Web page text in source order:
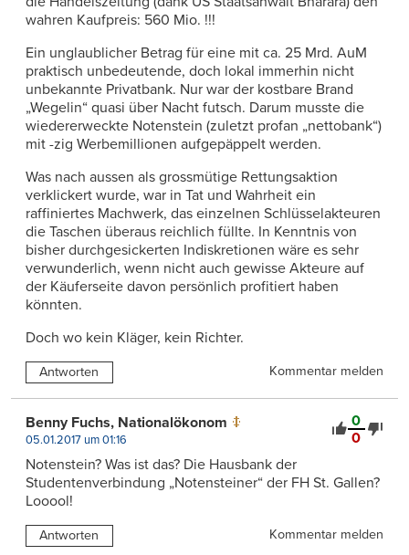
wahren Kaufpreis: 560 Mio. !!!
Ein unglaublicher Betrag für eine mit ca. 25 Mrd. AuM
praktisch unbedeutende, doch lokal immerhin nicht
unbekannte Privatbank. Nur war der kostbare Brand
„Wegelin“ quasi über Nacht futsch. Darum musste die
wiedererweckte Notenstein (zuletzt profan „nettobank“)
mit -zig Werbemillionen aufgepäppelt werden.
Was nach aussen als grossmütige Rettungsaktion
verklickert wurde, war in Tat und Wahrheit ein
raffiniertes Machwerk, das einzelnen Schlüsselakteuren
die Taschen überaus reichlich füllte. In Kenntnis von
bisher durchgesickerten Indiskretionen wäre es sehr
verwunderlich, wenn nicht auch gewisse Akteure auf
der Käuferseite davon persönlich profitiert haben
könnten.
Doch wo kein Kläger, kein Richter.
Antworten Kommentar melden
0
0
Benny Fuchs, Nationalökonom
05.01.2017 um 01:16
Notenstein? Was ist das? Die Hausbank der
Studentenverbindung „Notensteiner“ der FH St. Gallen?
Looool!
Antworten Kommentar melden